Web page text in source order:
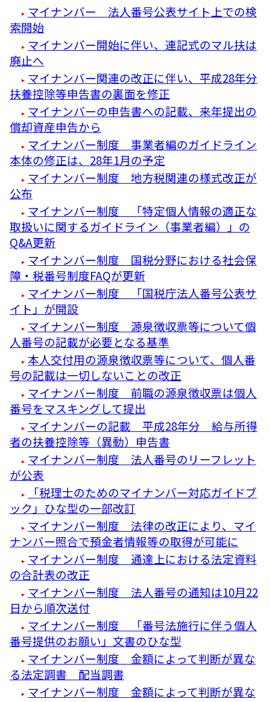
マイナンバー 法人番号公表サイト上での検
索開始
マイナンバー開始に伴い、連記式のマル扶は
廃止へ
マイナンバー関連の改正に伴い、平成28年分
扶養控除等申告書の裏面を修正
マイナンバーの申告書への記載、来年提出の
償却資産申告から
マイナンバー制度 事業者編のガイドライン
本体の修正は、28年1月の予定
マイナンバー制度 地方税関連の様式改正が
公布
マイナンバー制度 「特定個人情報の適正な
取扱いに関するガイドライン（事業者編）」の
Q&A更新
マイナンバー制度 国税分野における社会保
障・税番号制度FAQが更新
マイナンバー制度 「国税庁法人番号公表サ
イト」が開設
マイナンバー制度 源泉徴収票等について個
人番号の記載が必要となる基準
本人交付用の源泉徴収票等について、個人番
号の記載は一切しないことの改正
マイナンバー制度 前職の源泉徴収票は個人
番号をマスキングして提出
マイナンバーの記載 平成28年分 給与所得
者の扶養控除等（異動）申告書
マイナンバー制度 法人番号のリーフレット
が公表
「税理士のためのマイナンバー対応ガイドブ
ック」ひな型の一部改訂
マイナンバー制度 法律の改正により、マイ
ナンバー照合で預金者情報等の取得が可能に
マイナンバー制度 通達上における法定資料
の合計表の改正
マイナンバー制度 法人番号の通知は10月22
日から順次送付
マイナンバー制度 「番号法施行に伴う個人
番号提供のお願い」文書のひな型
マイナンバー制度 金額によって判断が異な
る法定調書 配当調書
マイナンバー制度 金額によって判断が異な